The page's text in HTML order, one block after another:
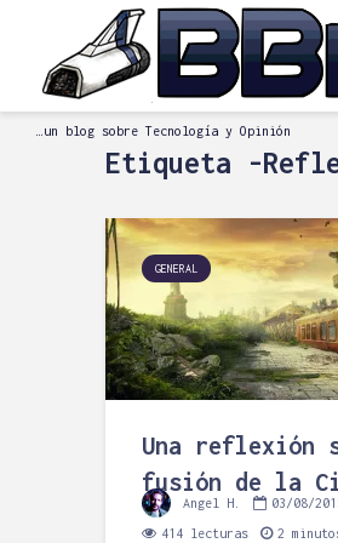
…un blog sobre Tecnología y Opinión
Etiqueta -
GENERAL
Una reflexión
fusión de la
Angel H. 03/08/
414 lecturas 2